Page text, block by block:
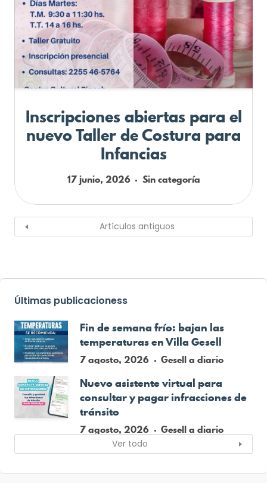
Inscripciones abiertas para el
nuevo Taller de Costura para
Infancias
17 junio, 2026 Sin categoría
Artículos antiguos
Últimas publicacioness
Fin de semana frío: bajan las
temperaturas en Villa Gesell
7 agosto, 2026 Gesell a diario
Nuevo asistente virtual para
consultar y pagar infracciones de
tránsito
7 agosto, 2026 Gesell a diario
Ver todo